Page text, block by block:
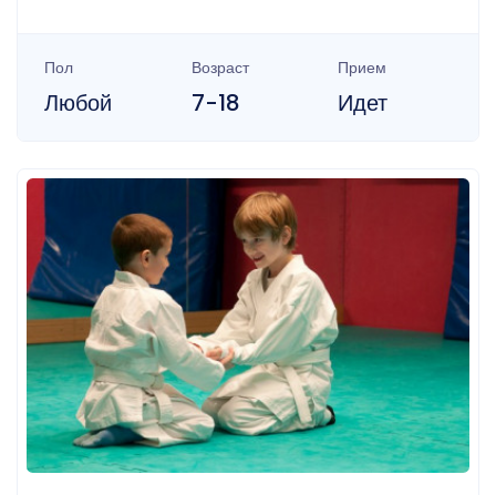
Пол
Любой
Возраст
7-18
Прием
Идет